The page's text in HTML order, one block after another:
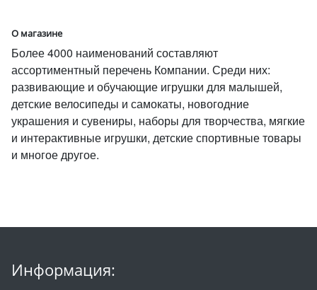
О магазине
Более 4000 наименований составляют
ассортиментный перечень Компании. Среди них:
развивающие и обучающие игрушки для малышей,
детские велосипеды и самокаты, новогодние
украшения и сувениры, наборы для творчества, мягкие
и интерактивные игрушки, детские спортивные товары
и многое другое.
Информация: